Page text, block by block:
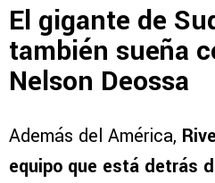
El gigante de
también sueña
Nelson Deossa
Además del América,
equipo que está detrás